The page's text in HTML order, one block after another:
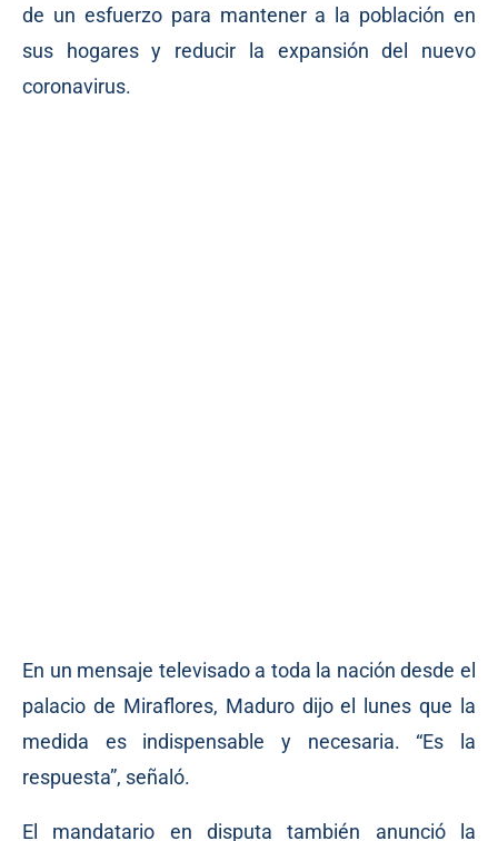
de un esfuerzo para mantener a la población en
sus hogares y reducir la expansión del nuevo
coronavirus.
En un mensaje televisado a toda la nación desde el
palacio de Miraflores, Maduro dijo el lunes que la
medida es indispensable y necesaria. “Es la
respuesta”, señaló.
El mandatario en disputa también anunció la